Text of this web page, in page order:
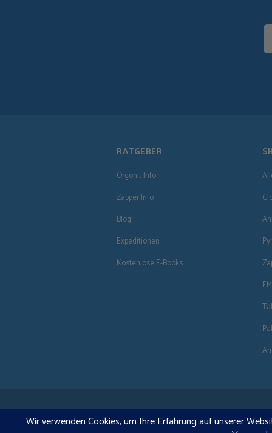
RATGEBER
Orgonit Info
Zapper Info
Blog
Expeditionen
Kostenlose E-Books
DE